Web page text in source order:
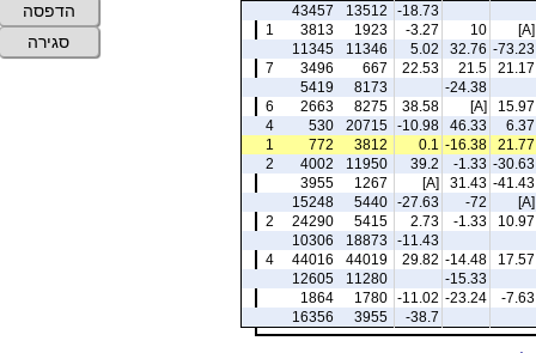
-18.73
13512
43457
[A]
10
-3.27
1923
3813
1
-73.23
32.76
5.02
11346
11345
21.17
21.5
22.53
667
3496
7
-24.38
8173
5419
15.97
[A]
38.58
8275
2663
6
6.37
46.33
-10.98
20715
530
4
21.77
-16.38
0.1
3812
772
1
-30.63
-1.33
39.2
11950
4002
2
-41.43
31.43
[A]
1267
3955
[A]
-72
-27.63
5440
15248
10.97
-1.33
2.73
5415
24290
2
-11.43
18873
10306
17.57
-14.48
29.82
44019
44016
4
-15.33
11280
12605
-7.63
-23.24
-11.02
1780
1864
-38.7
3955
16356
הדפסה
סגירה